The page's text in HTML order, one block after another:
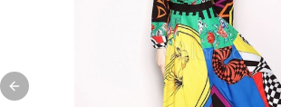
Previous slide